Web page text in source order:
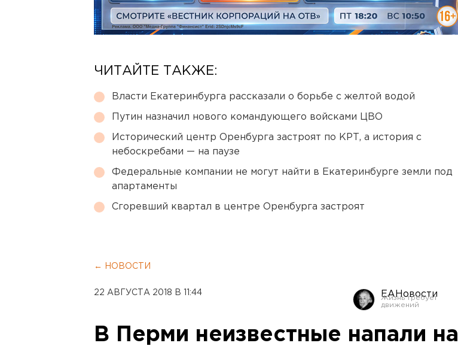
ЧИТАЙТЕ ТАКЖЕ:
Власти Екатеринбурга рассказали о борьбе с желтой водой
Путин назначил нового командующего войсками ЦВО
Исторический центр Оренбурга застроят по КРТ, а история с
небоскребами — на паузе
Федеральные компании не могут найти в Екатеринбурге земли под
апартаменты
Сгоревший квартал в центре Оренбурга застроят
← НОВОСТИ
22 АВГУСТА 2018 В 11:44 ЕАНовости
В Перми неизвестные напали на